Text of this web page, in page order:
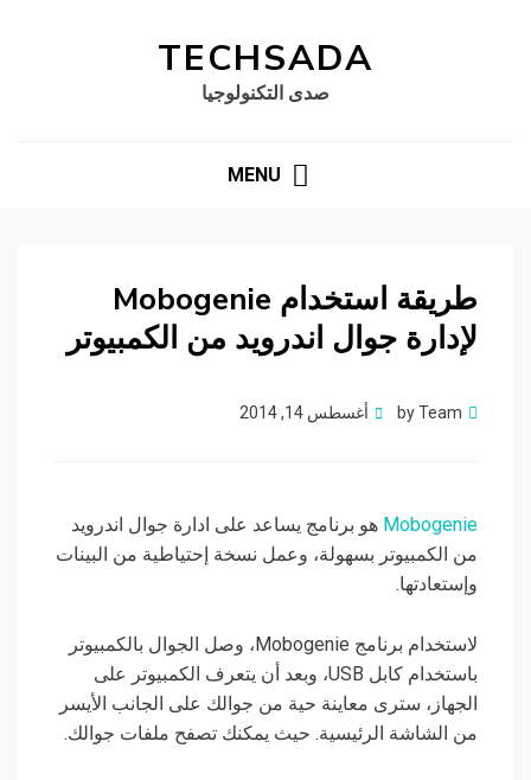
TECHSADA
صدى التكنولوجيا
MENU
طريقة استخدام Mobogenie
لإدارة جوال اندرويد من الكمبيوتر
byTeam
Posted
أغسطس 14, 2014
Mobogenie هو برنامج يساعد على ادارة جوال اندرويد
من الكمبيوتر بسهولة، وعمل نسخة إحتياطية من البينات
وإستعادتها.
لاستخدام برنامج Mobogenie، وصل الجوال بالكمبيوتر
باستخدام كابل USB، وبعد أن يتعرف الكمبيوتر على
الجهاز، سترى معاينة حية من جوالك على الجانب الأيسر
من الشاشة الرئيسية. حيث يمكنك تصفح ملفات جوالك.